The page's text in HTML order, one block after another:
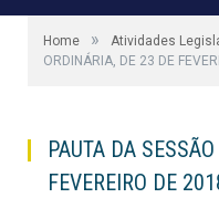
Home » Atividades
ORDINÁRIA, DE 23 DE
PAUTA DA
FEVEREIRO DE